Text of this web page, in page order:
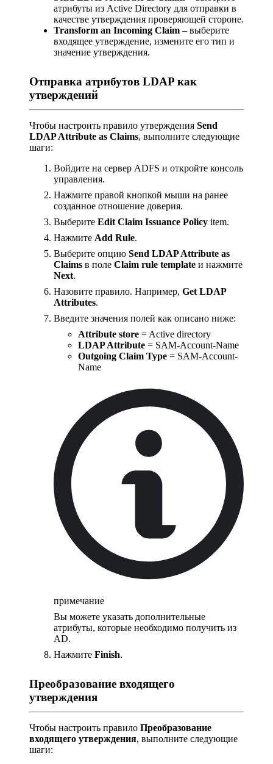
атрибуты из Active Directory для отправки в
качестве утверждения проверяющей стороне.
Transform an Incoming Claim – выберите
входящее утверждение, измените его тип и
значение утверждения.
Отправка атрибутов LDAP как
утверждений
Чтобы настроить правило утверждения Send
LDAP Attribute as Claims, выполните следующие
шаги:
Войдите на сервер ADFS и откройте консоль
управления.
Нажмите правой кнопкой мыши на ранее
созданное отношение доверия.
Выберите Edit Claim Issuance Policy item.
Нажмите Add Rule.
Выберите опцию Send LDAP Attribute as
Claims в поле Claim rule template и нажмите
Next.
Назовите правило. Например, Get LDAP
Attributes.
Введите значения полей как описано ниже:
Attribute store = Active directory
LDAP Attribute = SAM-Account-Name
Outgoing Claim Type = SAM-Account-
Name
примечание
Вы можете указать дополнительные
атрибуты, которые необходимо получить из
AD.
Нажмите Finish.
Преобразование входящего
утверждения
Чтобы настроить правило Преобразование
входящего утверждения, выполните следующие
шаги: